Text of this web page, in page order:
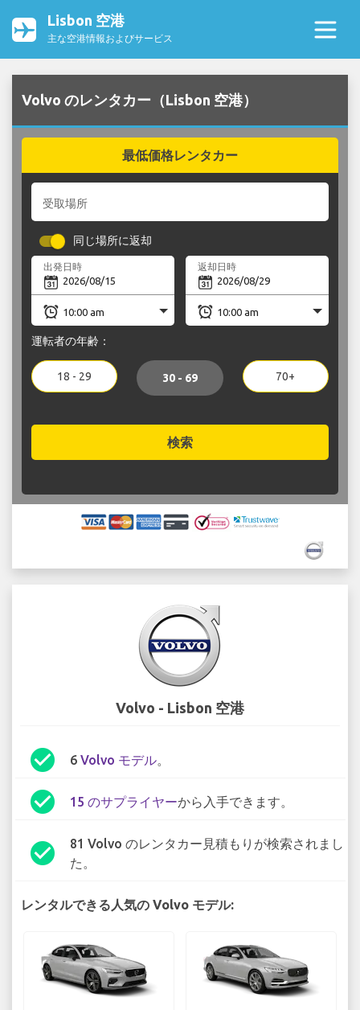
Lisbon 空港
主な空港情報およびサービス
Volvo のレンタカー（Lisbon 空港）
最低価格レンタカー
受取場所
同じ場所に返却
出発日時 返却日時
運転者の年齢：
18 - 29 30 - 69 70+
検索
Volvo - Lisbon 空港
check_circle 6 Volvo モデル。
check_circle 15 のサプライヤーから入手できます。
check_circle
81 Volvo のレンタカー見積もりが検索されまし
た。
レンタルできる人気の Volvo モデル: